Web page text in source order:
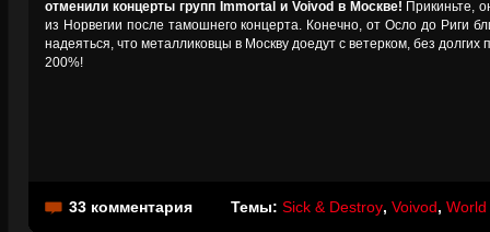
отменили концерты групп Immortal и Voivod в Москве! Прикиньте,
из Норвегии после тамошнего концерта. Конечно, от Осло до Риги
надеяться, что металликовцы в Москву доедут с ветерком, без
200%!
33 комментария Темы: Sick & Destroy, Voivod, World